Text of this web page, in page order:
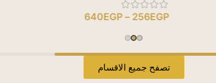
EGP
تصفح جميع الاقسام